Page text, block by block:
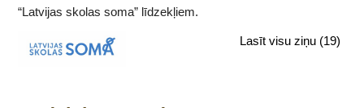
“Latvijas skolas soma” līdzekļiem.
Lasīt visu ziņu (19)